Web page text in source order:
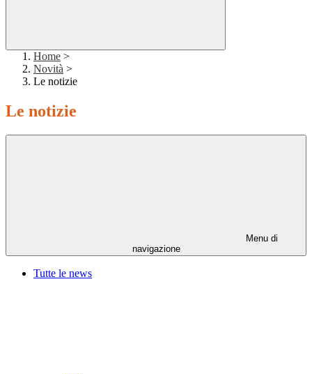
Home >
Novità >
Le notizie
Le notizie
Menu di
navigazione
Tutte le news